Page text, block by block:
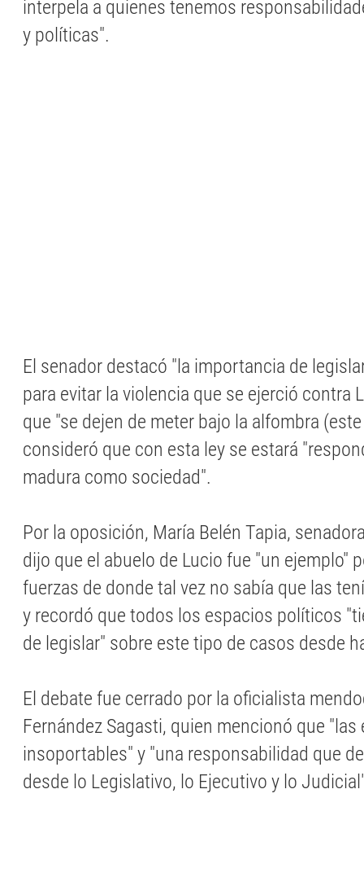
interpela a quienes tenemos
y políticas".
El senador destacó "la importancia de
para evitar la violencia que se ejerció contra
que "se dejen de meter bajo la alfombra
consideró que con esta ley se estará
madura como sociedad".
Por la oposición, María Belén Tapia,
dijo que el abuelo de Lucio fue "un ejemplo"
fuerzas de donde tal vez no sabía que las
y recordó que todos los espacios políticos
de legislar" sobre este tipo de casos desde
El debate fue cerrado por la oficialista
Fernández Sagasti, quien mencionó que
insoportables" y "una responsabilidad que
desde lo Legislativo, lo Ejecutivo y lo